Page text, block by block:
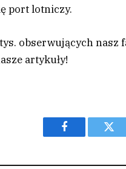
port lotniczy.
obserwujących nasz
artykuły!
Facebook